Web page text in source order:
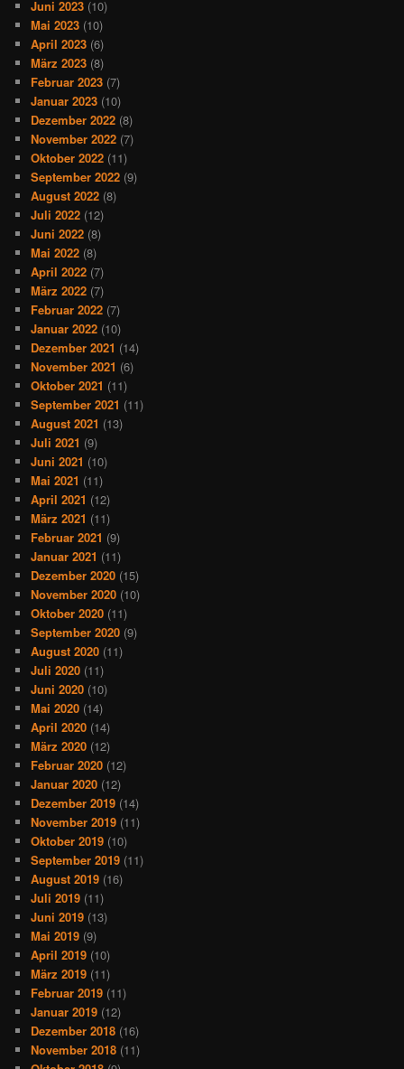
Juni 2023 (10)
Mai 2023 (10)
April 2023 (6)
März 2023 (8)
Februar 2023 (7)
Januar 2023 (10)
Dezember 2022 (8)
November 2022 (7)
Oktober 2022 (11)
September 2022 (9)
August 2022 (8)
Juli 2022 (12)
Juni 2022 (8)
Mai 2022 (8)
April 2022 (7)
März 2022 (7)
Februar 2022 (7)
Januar 2022 (10)
Dezember 2021 (14)
November 2021 (6)
Oktober 2021 (11)
September 2021 (11)
August 2021 (13)
Juli 2021 (9)
Juni 2021 (10)
Mai 2021 (11)
April 2021 (12)
März 2021 (11)
Februar 2021 (9)
Januar 2021 (11)
Dezember 2020 (15)
November 2020 (10)
Oktober 2020 (11)
September 2020 (9)
August 2020 (11)
Juli 2020 (11)
Juni 2020 (10)
Mai 2020 (14)
April 2020 (14)
März 2020 (12)
Februar 2020 (12)
Januar 2020 (12)
Dezember 2019 (14)
November 2019 (11)
Oktober 2019 (10)
September 2019 (11)
August 2019 (16)
Juli 2019 (11)
Juni 2019 (13)
Mai 2019 (9)
April 2019 (10)
März 2019 (11)
Februar 2019 (11)
Januar 2019 (12)
Dezember 2018 (16)
November 2018 (11)